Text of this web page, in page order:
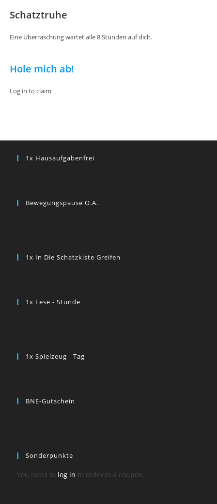
Schatztruhe
Eine Überraschung wartet alle 8 Stunden auf dich.
Hole mich ab!
Log in to claim
1x Hausaufgabenfrei
Bewegungspause O.ä.
1x In Die Schatzkiste Greifen
1x Lese - Stunde
1x Spielzeug - Tag
BNE-Gutschein
Sonderpunkte
You need to log in to redeem a coupon.